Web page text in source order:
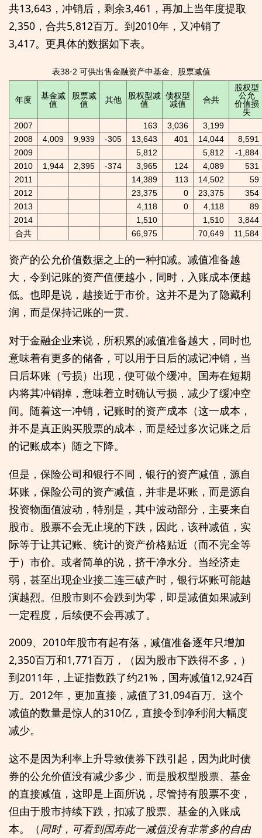
共13,643，冲销后，剩余3,461，再加上当年度提取
2,350，合共5,812百万。到2010年，又冲销了
3,417。更具体的数据如下表。
表38-2 可供出售金融资产中基金、股票减值
年度 基金减
值
股票减
值 其他 股权型减
值
债权型
减值 合共
股权型
公允
价值损
失
2007 163 3,036
3,199
2008
4,009 9,939 -305 13,643 401 14,044
8,591
2009
5,812 5,812
-1,884
2010
1,944 2,395 -374 3,965 124 4,089
531
2011
14,389 113 14,502
59
2012
23,375 0 23,375
354
2013
4,118 0 4,118
89
2014
1,510 1,510
3,844
合共
66,975 70,649 11,584
资产的公允价值数据之上的一种扣减。减值准备越
大，令到记账的资产值便越小，同时，入账成本便越
低。也即是说，越接近于市价。这并不是为了隐藏利
润，而是保持记账的一贯。
对于金融企业来说，所积累的减值准备越大，同时也
意味着有更多的储备，可以用于日后的减记冲销，当
日后坏账（亏损）出现，便可做个缓冲。国寿在短期
内将其冲销掉，意味着立时确认亏损，减少了缓冲空
间。随着这一冲销，记账时的资产成本（这一成本，
并不是真正购买股票的成本，而是经过多次记账之后
的记账成本）随之下降。
但是，保险公司和银行不同，银行的资产减值，源自
坏账，保险公司的资产减值，并非是坏账，而是源自
投资物面值波动，特别是，其中波动部分，主要来自
股市。股票不会无止境的下跌，因此，该种减值，实
际等于让其记账、统计的资产价格贴近（而不完全等
于）市价。或者简单的说，挤干净水分。当经济走
弱，甚至出现企业接二连三破产时，银行坏账可能越
演越烈。但股市则不会跌到为零，即是减值如果减到
一定程度，后续便不会再减了。
2009、2010年股市有起有落，减值准备逐年只增加
2,350百万和1,771百万，（因为股市下跌得不多，）
到2011年，上证指数跌了约21%，国寿减值12,924百
万。2012年，更加直接，减值了31,094百万。这个
减值的数量是惊人的310亿，直接令到净利润大幅度
减少。
这不是因为利率上升导致债券下跌引起，因为此时债
券的公允价值没有减少多少，而是股权型股票、基金
的直接减值，这即是上面所说，尽管持有股票不变，
但由于股市持续下跌，扣减了股票、基金的入账成
本。（ 同时，可看到国寿此一减值没有非常多的自由